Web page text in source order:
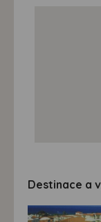
Destinace a